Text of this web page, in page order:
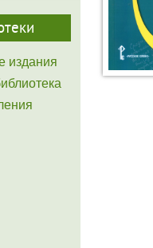
издания